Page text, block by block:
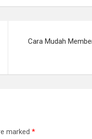
Cara Mudah
marked *